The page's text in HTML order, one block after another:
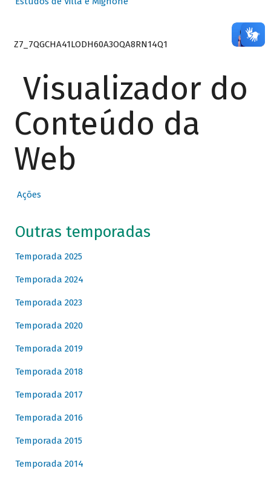
Z7_7QGCHA41LODH60A3OQA8RN14Q1
Visualizador do
Conteúdo da
Web
Ações
Outras temporadas
Temporada 2025
Temporada 2024
Temporada 2023
Temporada 2020
Temporada 2019
Temporada 2018
Temporada 2017
Temporada 2016
Temporada 2015
Temporada 2014